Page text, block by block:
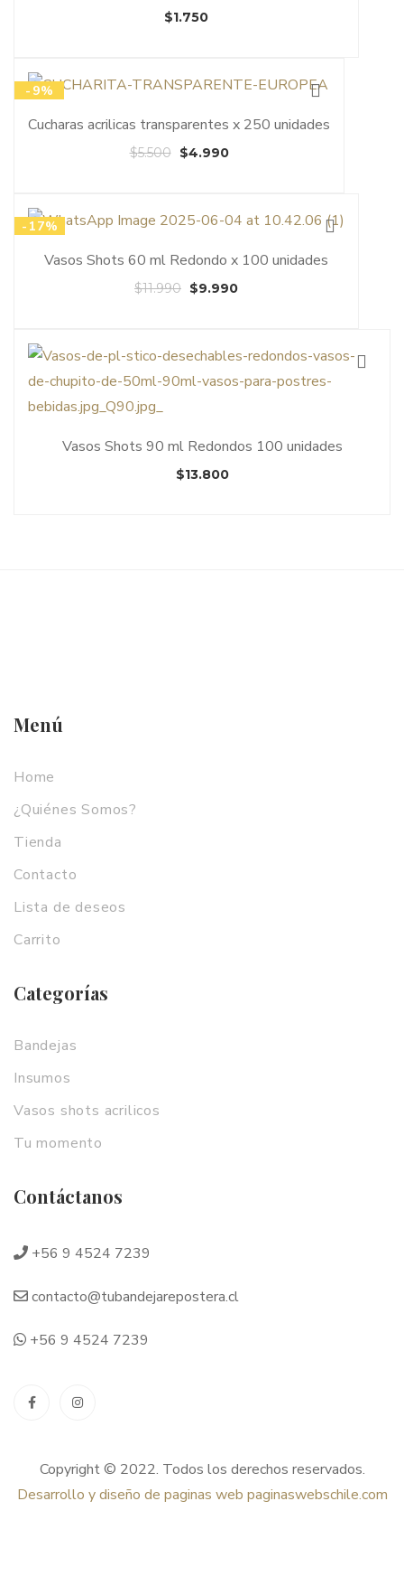
$1.750
-9%
Cucharas acrilicas transparentes x 250 unidades
$5.500 El
era:
$4.990El
es:
-17%
Vasos Shots 60 ml Redondo x 100 unidades
$11.990 El
era:
$11.990.
$9.990El
es:
Vasos Shots 90 ml Redondos 100 unidades
$13.800
Menú
Home
¿Quiénes Somos?
Tienda
Contacto
Lista de deseos
Carrito
Categorías
Bandejas
Insumos
Vasos shots acrilicos
Tu momento
Contáctanos
+56 9 4524 7239
contacto@tubandejarepostera.cl
+56 9 4524 7239
Copyright © 2022. Todos los derechos reservados.
Desarrollo y diseño de paginas web paginaswebschile.com